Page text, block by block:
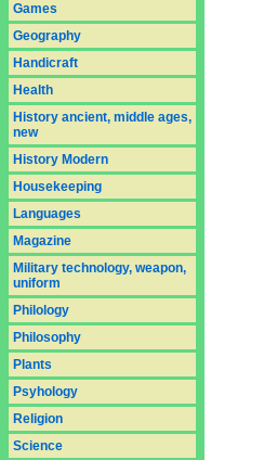
Games
Geography
Handicraft
Health
History ancient, middle ages,
new
History Modern
Housekeeping
Languages
Magazine
Military technology, weapon,
uniform
Philology
Philosophy
Plants
Psyhology
Religion
Science